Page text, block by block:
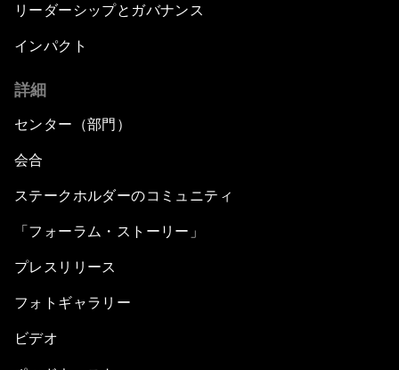
リーダーシップとガバナンス
インパクト
詳細
センター（部門）
会合
ステークホルダーのコミュニティ
「フォーラム・ストーリー」
プレスリリース
フォトギャラリー
ビデオ